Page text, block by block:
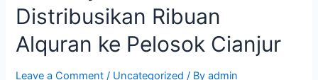
Distribusikan Ribuan
Alquran ke Pelosok Cianjur
Leave a Comment / Uncategorized / Byadmin
Distribusikan
Alquran